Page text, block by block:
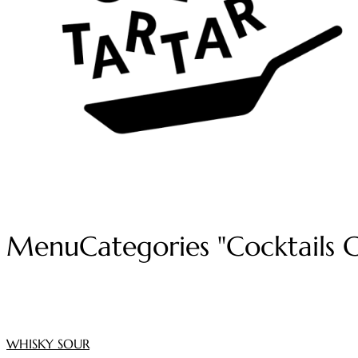
MenuCategories "Cocktails
WHISKY SOUR